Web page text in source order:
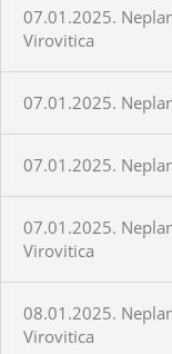
07.01.2025.
Virovitica
07.01.2025.
07.01.2025.
07.01.2025.
Virovitica
08.01.2025.
Virovitica